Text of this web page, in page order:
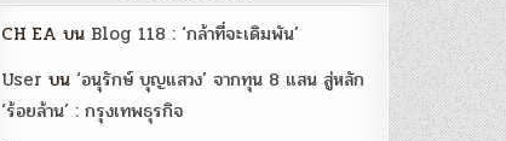
CH EA บน Blog 118 : ‘กล้าที่จะเดิมพัน’
User บน‘อนุรักษ์ บุญแสวง’ จากทุน 8 แสน สู่หลัก
‘ร้อยล้าน’ : กรุงเทพธุรกิจ